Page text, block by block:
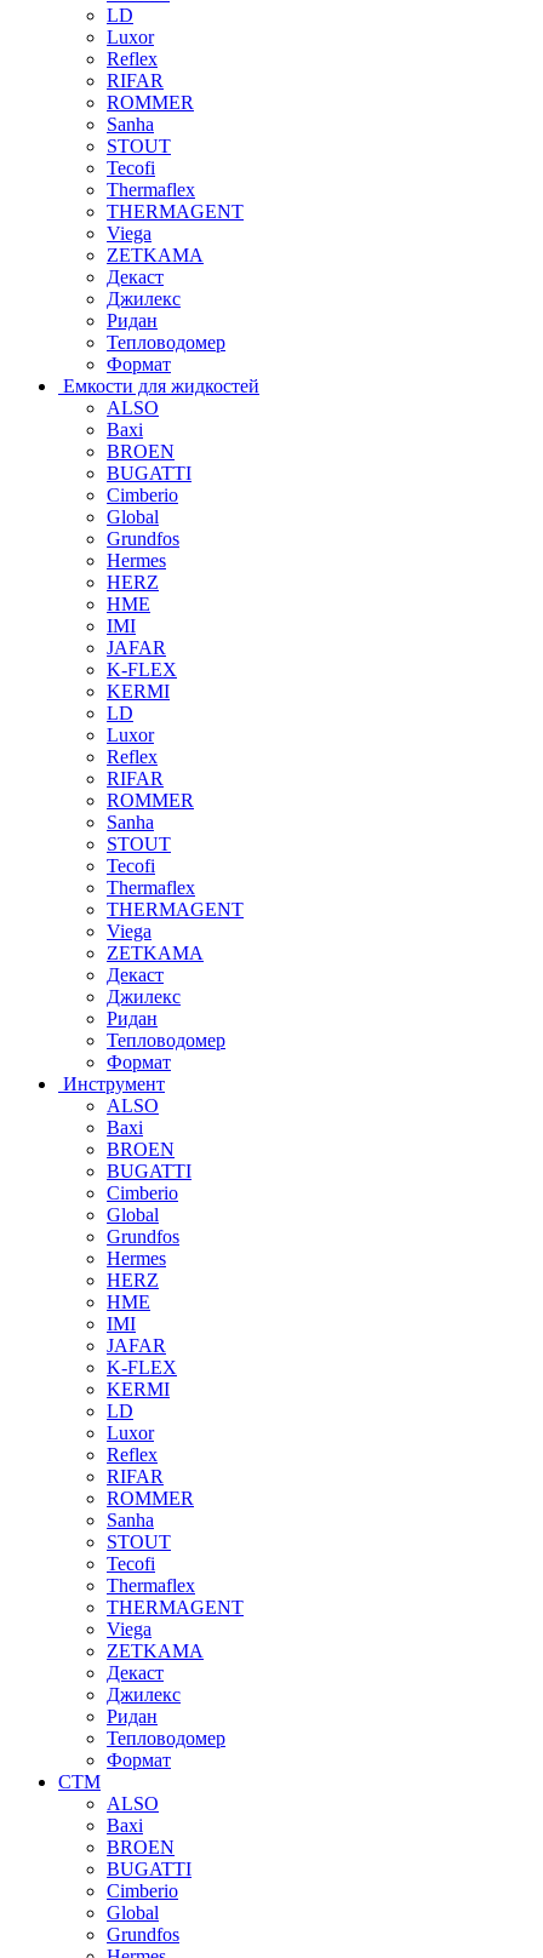
LD
Luxor
Reflex
RIFAR
ROMMER
Sanha
STOUT
Tecofi
Thermaflex
THERMAGENT
Viega
ZETKAMA
Декаст
Джилекс
Ридан
Тепловодомер
Формат
Емкости для жидкостей
ALSO
Baxi
BROEN
BUGATTI
Cimberio
Global
Grundfos
Hermes
HERZ
HME
IMI
JAFAR
K-FLEX
KERMI
LD
Luxor
Reflex
RIFAR
ROMMER
Sanha
STOUT
Tecofi
Thermaflex
THERMAGENT
Viega
ZETKAMA
Декаст
Джилекс
Ридан
Тепловодомер
Формат
Инструмент
ALSO
Baxi
BROEN
BUGATTI
Cimberio
Global
Grundfos
Hermes
HERZ
HME
IMI
JAFAR
K-FLEX
KERMI
LD
Luxor
Reflex
RIFAR
ROMMER
Sanha
STOUT
Tecofi
Thermaflex
THERMAGENT
Viega
ZETKAMA
Декаст
Джилекс
Ридан
Тепловодомер
Формат
СТМ
ALSO
Baxi
BROEN
BUGATTI
Cimberio
Global
Grundfos